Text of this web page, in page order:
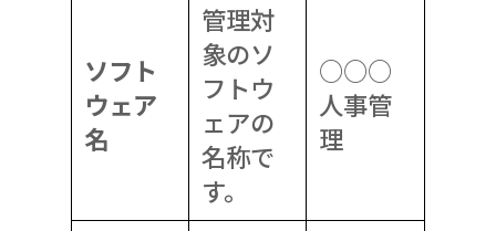
ソフト
ウェア
名
管理対
象のソ
フトウ
ェアの
名称で
す。
○○○
人事管
理